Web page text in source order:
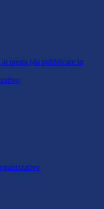
premi (da pubblicare in